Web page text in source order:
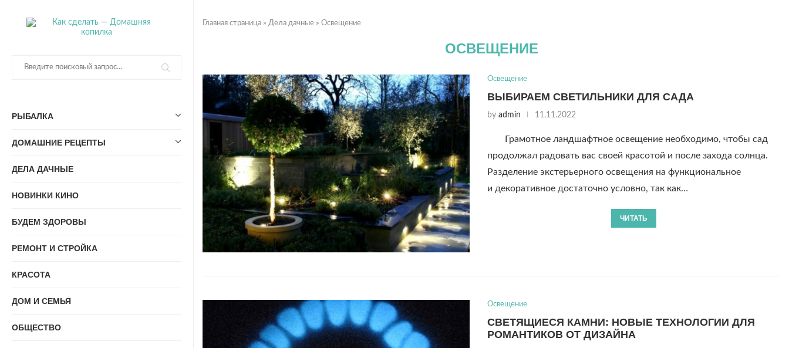
РЫБАЛКА
ДОМАШНИЕ РЕЦЕПТЫ
ДЕЛА ДАЧНЫЕ
НОВИНКИ КИНО
БУДЕМ ЗДОРОВЫ
РЕМОНТ И СТРОЙКА
КРАСОТА
ДОМ И СЕМЬЯ
ОБЩЕСТВО
Главная страница » Дела дачные » Освещение
ОСВЕЩЕНИЕ
Освещение
ВЫБИРАЕМ СВЕТИЛЬНИКИ ДЛЯ САДА
byadmin 11.11.2022
Грамотное ландшафтное освещение необходимо, чтобы сад
продолжал радовать вас своей красотой и после захода солнца.
Разделение экстерьерного освещения на функциональное
и декоративное достаточно условно, так как…
ЧИТАТЬ
Освещение
СВЕТЯЩИЕСЯ КАМНИ: НОВЫЕ ТЕХНОЛОГИИ ДЛЯ
РОМАНТИКОВ ОТ ДИЗАЙНА